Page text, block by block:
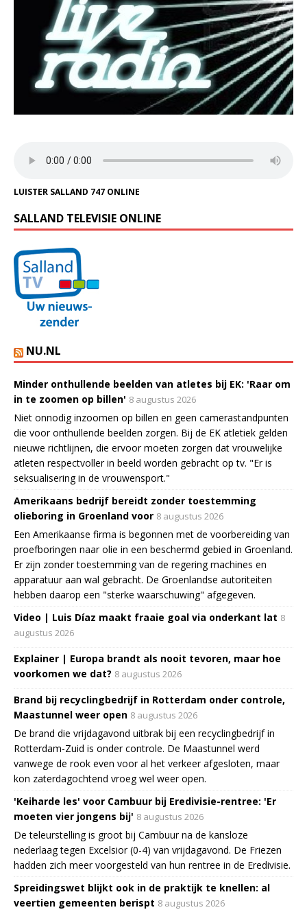
LUISTER SALLAND 747 ONLINE
SALLAND TELEVISIE ONLINE
NU.NL
Minder onthullende beelden van atletes bij EK: 'Raar om
in te zoomen op billen' 8 augustus 2026
Niet onnodig inzoomen op billen en geen camerastandpunten
die voor onthullende beelden zorgen. Bij de EK atletiek gelden
nieuwe richtlijnen, die ervoor moeten zorgen dat vrouwelijke
atleten respectvoller in beeld worden gebracht op tv. "Er is
seksualisering in de vrouwensport."
Amerikaans bedrijf bereidt zonder toestemming
olieboring in Groenland voor 8 augustus 2026
Een Amerikaanse firma is begonnen met de voorbereiding van
proefboringen naar olie in een beschermd gebied in Groenland.
Er zijn zonder toestemming van de regering machines en
apparatuur aan wal gebracht. De Groenlandse autoriteiten
hebben daarop een "sterke waarschuwing" afgegeven.
Video | Luis Díaz maakt fraaie goal via onderkant lat 8
augustus 2026
Explainer | Europa brandt als nooit tevoren, maar hoe
voorkomen we dat? 8 augustus 2026
Brand bij recyclingbedrijf in Rotterdam onder controle,
Maastunnel weer open 8 augustus 2026
De brand die vrijdagavond uitbrak bij een recyclingbedrijf in
Rotterdam-Zuid is onder controle. De Maastunnel werd
vanwege de rook even voor al het verkeer afgesloten, maar
kon zaterdagochtend vroeg wel weer open.
'Keiharde les' voor Cambuur bij Eredivisie-rentree: 'Er
moeten vier jongens bij' 8 augustus 2026
De teleurstelling is groot bij Cambuur na de kansloze
nederlaag tegen Excelsior (0-4) van vrijdagavond. De Friezen
hadden zich meer voorgesteld van hun rentree in de Eredivisie.
Spreidingswet blijkt ook in de praktijk te knellen: al
veertien gemeenten berispt 8 augustus 2026